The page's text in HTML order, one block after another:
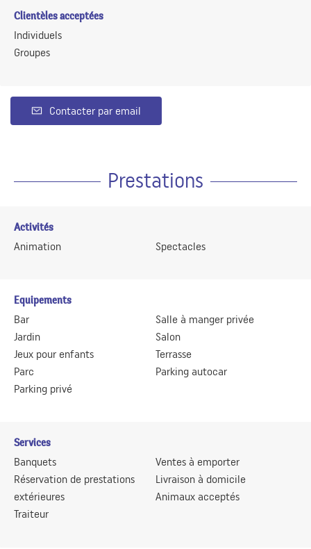
Clientèles acceptées
Individuels
Groupes
Contacter par email
Prestations
Activités
Animation Spectacles
Equipements
Bar
Jardin
Jeux pour enfants
Parc
Parking privé
Salle à manger privée
Salon
Terrasse
Parking autocar
Services
Banquets
Réservation de prestations
extérieures
Traiteur
Ventes à emporter
Livraison à domicile
Animaux acceptés